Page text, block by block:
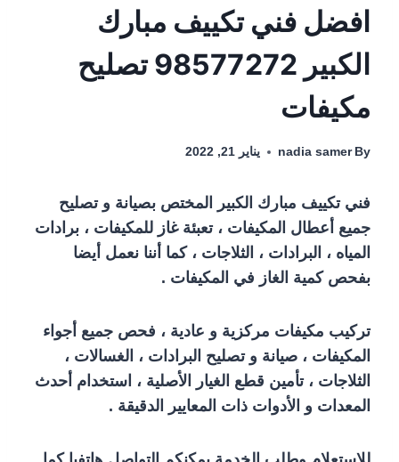
افضل فني تكييف مبارك
الكبير 98577272 تصليح
مكيفات
By
nadia samer يناير 21, 2022
فني تكييف مبارك الكبير المختص بصيانة و تصليح
جميع أعطال المكيفات ، تعبئة غاز للمكيفات ، برادات
المياه ، البرادات ، الثلاجات ، كما أننا نعمل أيضا
بفحص كمية الغاز في المكيفات .
تركيب مكيفات مركزية و عادية ، فحص جميع أجواء
المكيفات ، صيانة و تصليح البرادات ، الغسالات ،
الثلاجات ، تأمين قطع الغيار الأصلية ، استخدام أحدث
المعدات و الأدوات ذات المعايير الدقيقة .